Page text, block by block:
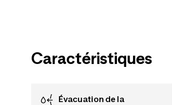
Caractéristiques
Évacuation de la